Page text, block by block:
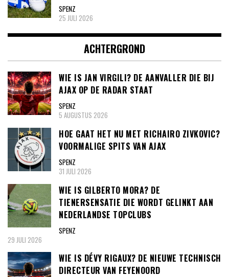
SPENZ
25 JULI 2026
ACHTERGROND
WIE IS JAN VIRGILI? DE AANVALLER DIE BIJ
AJAX OP DE RADAR STAAT
SPENZ
5 AUGUSTUS 2026
HOE GAAT HET NU MET RICHAIRO ZIVKOVIC?
VOORMALIGE SPITS VAN AJAX
SPENZ
31 JULI 2026
WIE IS GILBERTO MORA? DE
TIENERSENSATIE DIE WORDT GELINKT AAN
NEDERLANDSE TOPCLUBS
SPENZ
29 JULI 2026
WIE IS DÉVY RIGAUX? DE NIEUWE TECHNISCH
DIRECTEUR VAN FEYENOORD